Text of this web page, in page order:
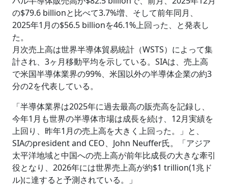
の$79.6 billionと比べて3.7%増、そして前年同月、
2025年1月の$56.5 billionを46.1%上回った、と発表し
た。
月次売上高は世界半導体貿易統計（WSTS）によって集
計され、3ヶ月移動平均を示している。SIAは、売上高
で米国半導体業界の99%、米国以外の半導体企業の約3
分の2を代表している。
「半導体業界は2025年に過去最高の販売高を記録し、
今年1月も世界の半導体市場は成長を続け、12月実績を
上回り、昨年1月の売上高を大きく上回った。」と、
SIAのpresident and CEO、John Neuffer氏。「アジア
太平洋地域と中国への売上高が前年比成長の大きな牽引
役となり、2026年には世界売上高が約$1 trillion(1兆ド
ル)に達すると予測されている。」